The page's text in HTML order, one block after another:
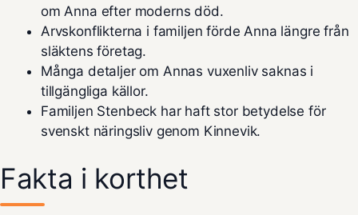
om Anna efter moderns död.
Arvskonflikterna i familjen förde Anna längre från
släktens företag.
Många detaljer om Annas vuxenliv saknas i
tillgängliga källor.
Familjen Stenbeck har haft stor betydelse för
svenskt näringsliv genom Kinnevik.
Fakta i korthet